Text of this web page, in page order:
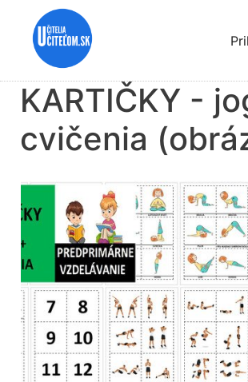
KARTIČKY -
cvičenia